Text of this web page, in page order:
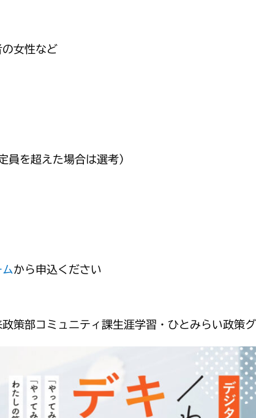
女性など
を超えた場合は選考）
から申込ください
策部コミュニティ課生涯学習・ひとみらい政策